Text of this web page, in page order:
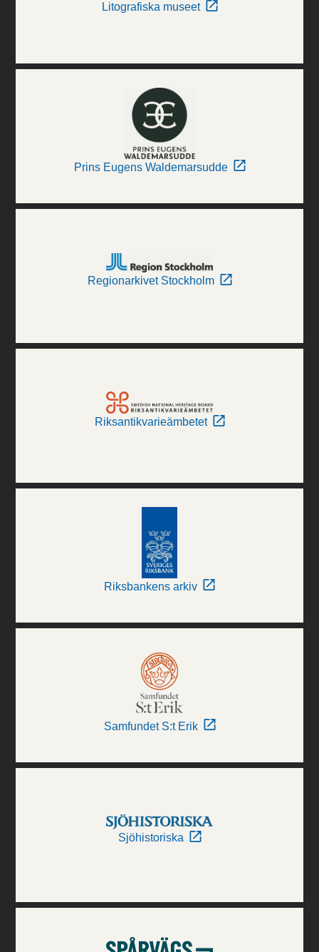
Litografiska museet
Prins Eugens Waldemarsudde
Regionarkivet Stockholm
Riksantikvarieämbetet
Riksbankens arkiv
Samfundet S:t Erik
Sjöhistoriska